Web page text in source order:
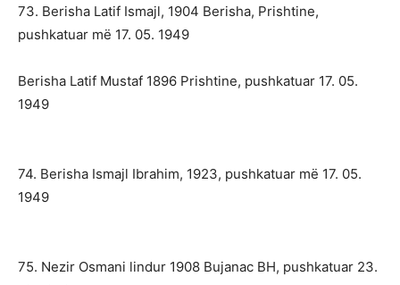
73. Berisha Latif Ismajl, 1904 Berisha, Prishtine,
pushkatuar më 17. 05. 1949
Berisha Latif Mustaf 1896 Prishtine, pushkatuar 17. 05.
1949
74. Berisha Ismajl Ibrahim, 1923, pushkatuar më 17. 05.
1949
75. Nezir Osmani lindur 1908 Bujanac BH, pushkatuar 23.